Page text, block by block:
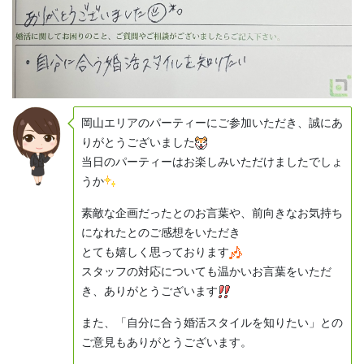
岡山エリアのパーティーにご参加いただき、誠にあ
りがとうございました
当日のパーティーはお楽しみいただけましたでしょ
うか
素敵な企画だったとのお言葉や、前向きなお気持ち
になれたとのご感想をいただき
とても嬉しく思っております
スタッフの対応についても温かいお言葉をいただ
き、ありがとうございます
また、「自分に合う婚活スタイルを知りたい」との
ご意見もありがとうございます。